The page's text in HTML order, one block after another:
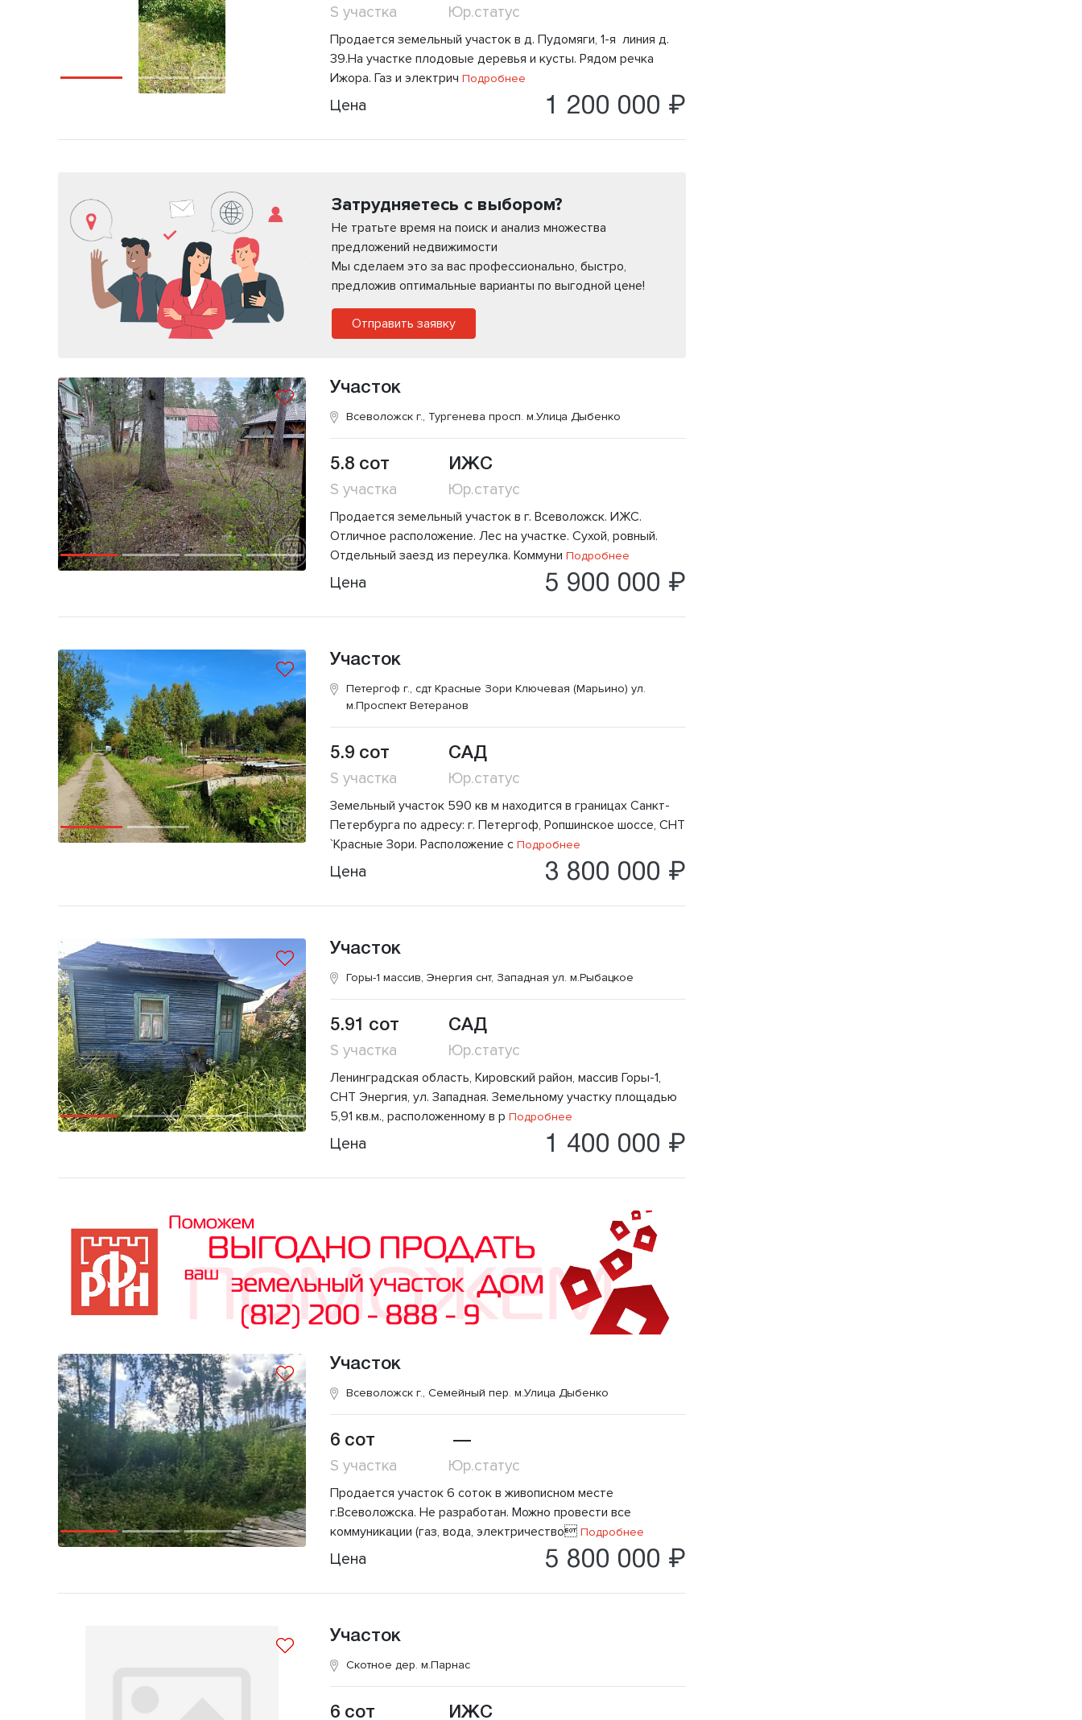
S участка Юр.статус
Продается земельный участок в д. Пудомяги, 1-я линия д.
39.На участке плодовые деревья и кусты. Рядом речка
Ижора. Газ и электрич Подробнее
Цена 1 200 000 ₽
Затрудняетесь с выбором?
Не тратьте время на поиск и анализ множества
предложений недвижимости
Мы сделаем это за вас профессионально, быстро,
предложив оптимальные варианты по выгодной цене!
Отправить заявку
Участок
Всеволожск г., Тургенева просп. м.Улица Дыбенко
5.8 сот
S участка
ИЖС
Юр.статус
Продается земельный участок в г. Всеволожск. ИЖС.
Отличное расположение. Лес на участке. Сухой, ровный.
Отдельный заезд из переулка. Коммуни Подробнее
Цена 5 900 000 ₽
Участок
Петергоф г., сдт Красные Зори Ключевая (Марьино) ул.
м.Проспект Ветеранов
5.9 сот
S участка
САД
Юр.статус
Земельный участок 590 кв м находится в границах Санкт-
Петербурга по адресу: г. Петергоф, Ропшинское шоссе, СНТ
`Красные Зори. Расположение сПодробнее
Цена 3 800 000 ₽
Участок
Горы-1 массив, Энергия снт, Западная ул. м.Рыбацкое
5.91 сот
S участка
САД
Юр.статус
Ленинградская область, Кировский район, массив Горы-1,
СНТ Энергия, ул. Западная. Земельному участку площадью
5,91 кв.м., расположенному в р Подробнее
Цена 1 400 000 ₽
Участок
Всеволожск г., Семейный пер. м.Улица Дыбенко
6 сот
S участка
—
Юр.статус
Продается участок 6 соток в живописном месте
г.Всеволожска. Не разработан. Можно провести все
коммуникации (газ, вода, электричествоПодробнее
Цена 5 800 000 ₽
Участок
Скотное дер. м.Парнас
6 сот ИЖС